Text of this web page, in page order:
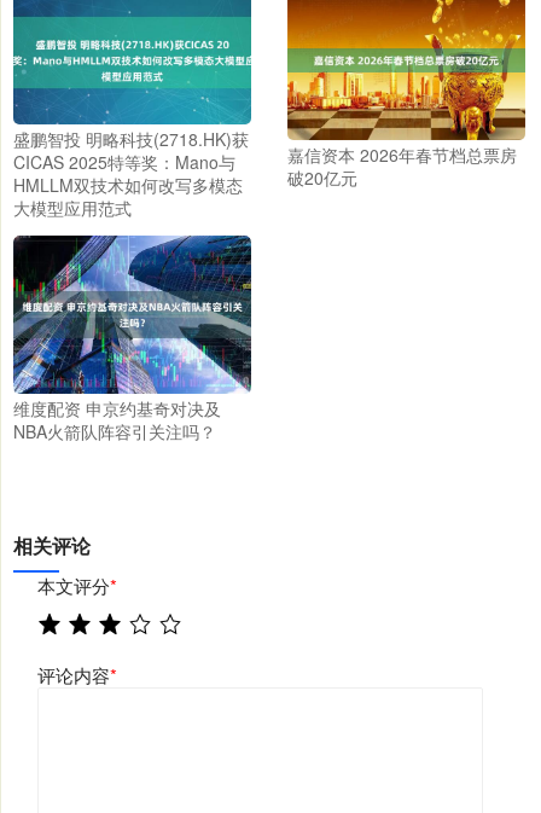
盛鹏智投 明略科技(2718.HK)获
CICAS 2025特等奖：Mano与
HMLLM双技术如何改写多模态
大模型应用范式
嘉信资本 2026年春节档总票房
破20亿元
维度配资 申京约基奇对决及
NBA火箭队阵容引关注吗？
相关评论
本文评分*
评论内容*